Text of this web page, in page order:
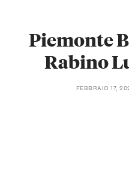
Piemonte
Rabino
FEBBRAIO 17,